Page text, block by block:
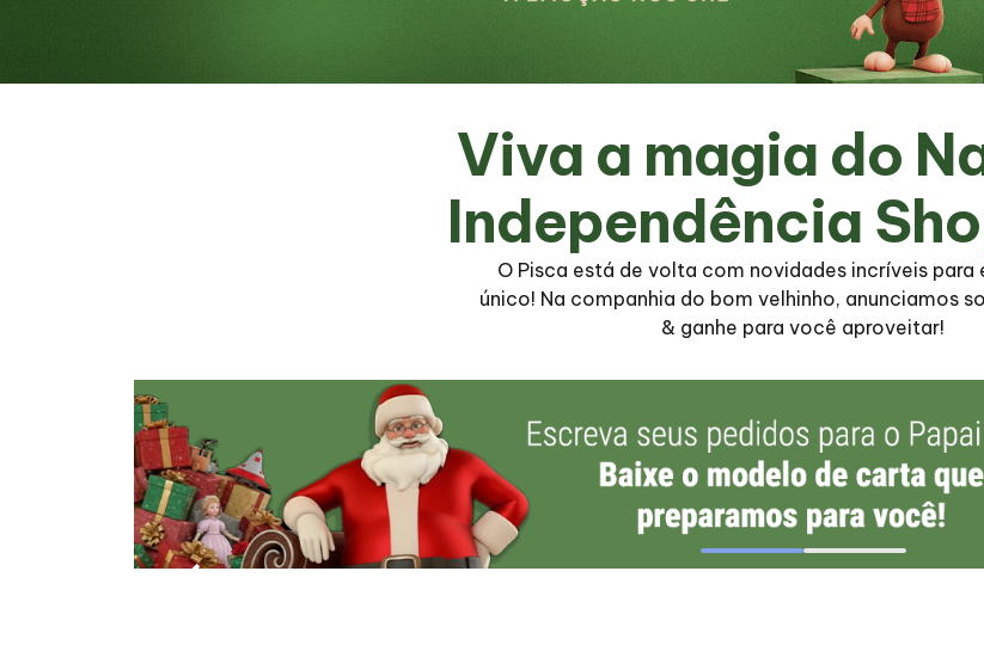
Viva a magia do
Independência
O Pisca está de volta com novidades incríveis para
único! Na companhia do bom velhinho, anunciamos
& ganhe para você aproveitar!